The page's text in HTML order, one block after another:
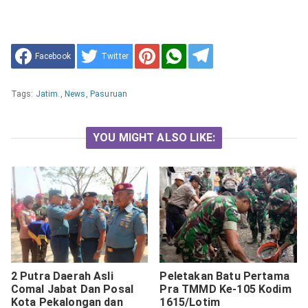
Facebook Twitter
Tags: Jatim. , News , Pasuruan
YOU MIGHT ALSO LIKE:
2 Putra Daerah Asli
Comal Jabat Dan Posal
Kota Pekalongan dan
Peletakan Batu Pertama
Pra TMMD Ke-105 Kodim
1615/Lotim